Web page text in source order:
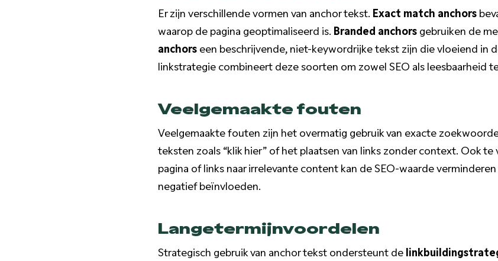
Er zijn verschillende vormen van anchor tekst. Exact match anchors
waarop de pagina geoptimaliseerd is. Branded anchorsgebruiken de
anchorseen beschrijvende, niet-keywordrijke tekst zijn die vloeiend in
linkstrategie combineert deze soorten om zowel SEO als leesbaarheid
Veelgemaakte fouten
Veelgemaakte fouten zijn het overmatig gebruik van exacte
teksten zoals “klik hier” of het plaatsen van links zonder context. Ook
pagina of links naar irrelevante content kan de SEO-waarde
negatief beïnvloeden.
Langetermijnvoordelen
Strategisch gebruik van anchor tekst ondersteunt de